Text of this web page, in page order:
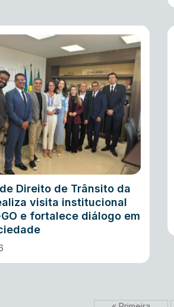
Direito de Trânsito da
visita institucional
e fortalece diálogo em